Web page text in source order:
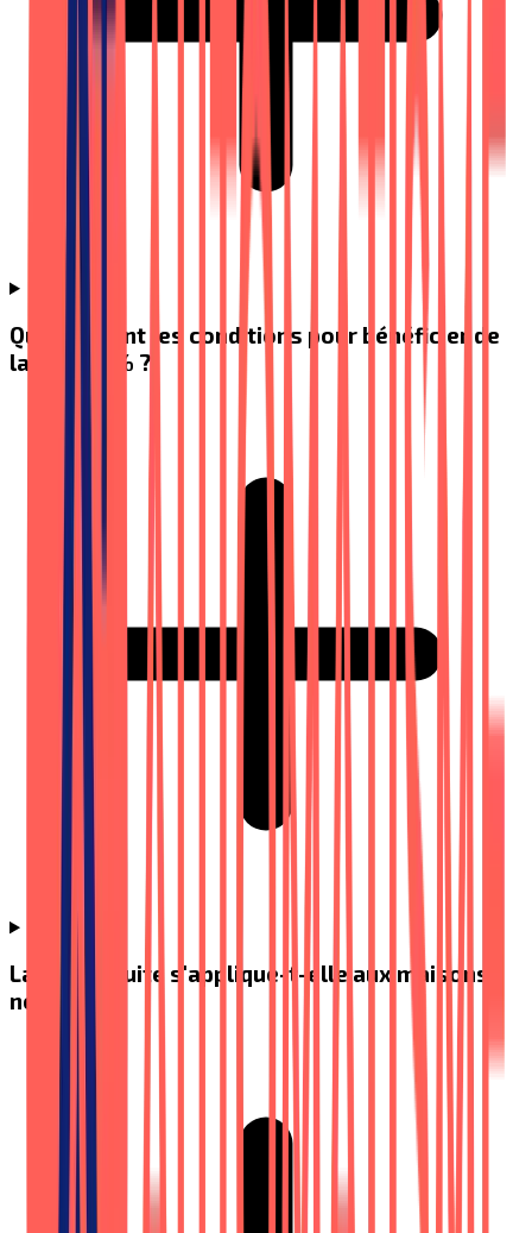
Quelles sont les conditions pour bénéficier de
la TVA 5,5% ?
La TVA réduite s'applique-t-elle aux maisons
neuves ?